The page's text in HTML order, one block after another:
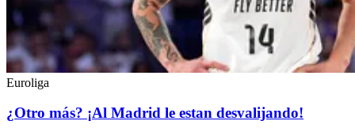
Euroliga
¿Otro más? ¡Al Madrid le estan desvalijando!